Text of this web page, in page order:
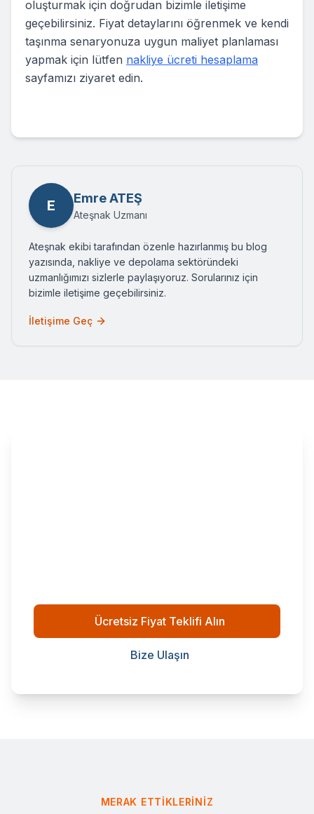
oluşturmak için doğrudan bizimle iletişime
geçebilirsiniz. Fiyat detaylarını öğrenmek ve kendi
taşınma senaryonuza uygun maliyet planlaması
yapmak için lütfen nakliye ücreti hesaplama
sayfamızı ziyaret edin.
E Emre ATEŞ
Ateşnak Uzmanı
Ateşnak ekibi tarafından özenle hazırlanmış bu blog
yazısında, nakliye ve depolama sektöründeki
uzmanlığımızı sizlerle paylaşıyoruz. Sorularınız için
bizimle iletişime geçebilirsiniz.
İletişime Geç
Ücretsiz Fiyat Teklifi Alın
Bize Ulaşın
MERAK ETTIKLERINIZ